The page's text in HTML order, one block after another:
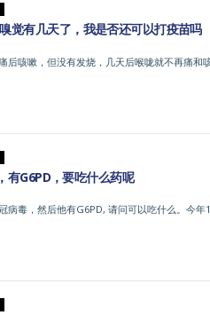
觉有几天了，我是否还可以打疫苗吗
后咳嗽，但没有发烧，几天后喉咙就不再痛和
有G6PD，要吃什么药呢
病毒，然后他有G6PD, 请问可以吃什么。今年